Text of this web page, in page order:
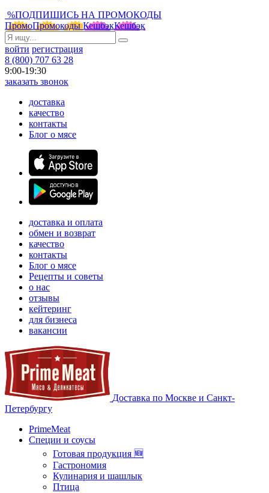
%ПОДПИШИСЬ НА ПРОМОКОДЫ
ПромоПромокоды КешбэкКешбэк
войти регистрация
8 (800) 707 63 28
9:00-19:30
заказать звонок
доставка
качество
контакты
Блог о мясе
доставка и оплата
обмен и возврат
качество
контакты
Блог о мясе
Рецепты и советы
о нас
отзывы
кейтеринг
для бизнеса
вакансии
Доставка по Москве и Санкт-
Петербургу
PrimeMeat
Специи и соусы
Готовая продукция 🆕
Гастрономия
Кулинария и шашлык
Птица